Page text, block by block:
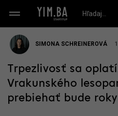
SIMONA SCHREINEROVÁ
Trpezlivosť sa
Vrakunského
prebiehať bude roky